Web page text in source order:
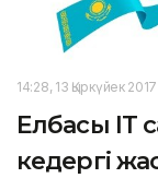
14:28, 13 Қыркүйек 2017
Елбасы ІТ
кедергі